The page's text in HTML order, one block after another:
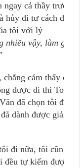
cả thầy trưởng
hủy đi tư cách đi
tôi với lý
nhiều vậy, làm gì
cảm thấy có
được đi thi Toán,
đã chọn tôi đi
dành được giải ba
đi nữa, tôi cũng
tự kiếm được